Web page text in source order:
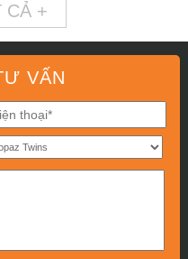
CẢ +
VẤN